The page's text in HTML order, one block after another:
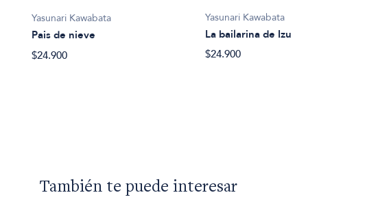
Yasunari Kawabata
Pais de nieve
$24.900
Yasunari Kawabata
La bailarina de Izu
$24.900
También te puede interesar